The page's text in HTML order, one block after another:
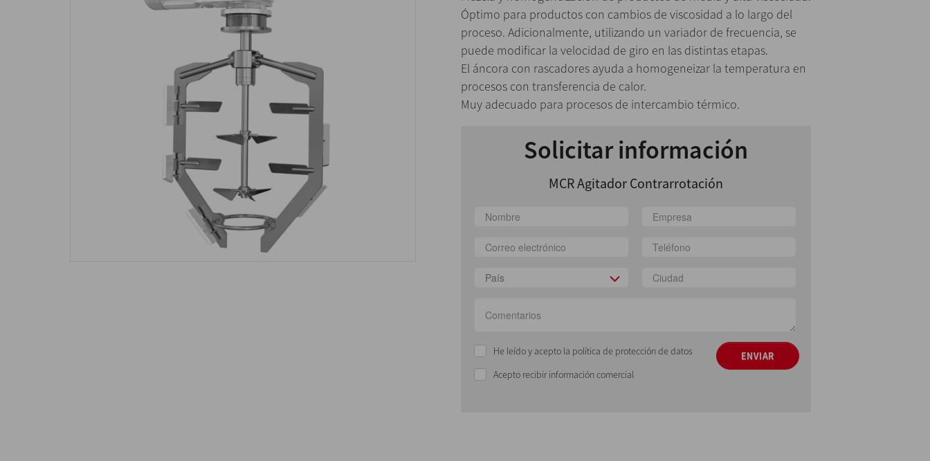
Óptimo para productos con cambios de viscosidad a lo largo del
proceso. Adicionalmente, utilizando un variador de frecuencia, se
puede modificar la velocidad de giro en las distintas etapas.
El áncora con rascadores ayuda a homogeneizar la temperatura en
procesos con transferencia de calor.
Muy adecuado para procesos de intercambio térmico.
Solicitar información
MCR Agitador Contrarrotación
País
He leído y acepto la política de protección de datos
Acepto recibir información comercial
ENVIAR